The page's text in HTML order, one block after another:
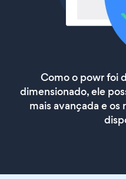
Como o powr foi
dimensionado, ele
mais avançada e